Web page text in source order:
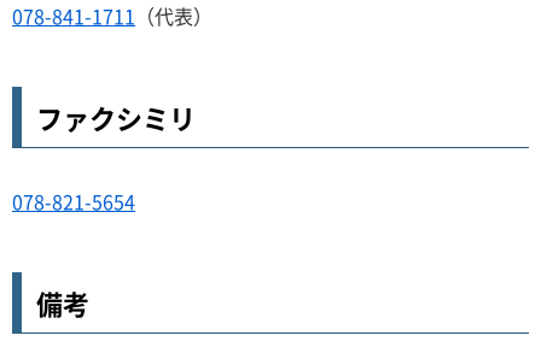
078-841-1711 （代表）
ファクシミリ
078-821-5654
備考